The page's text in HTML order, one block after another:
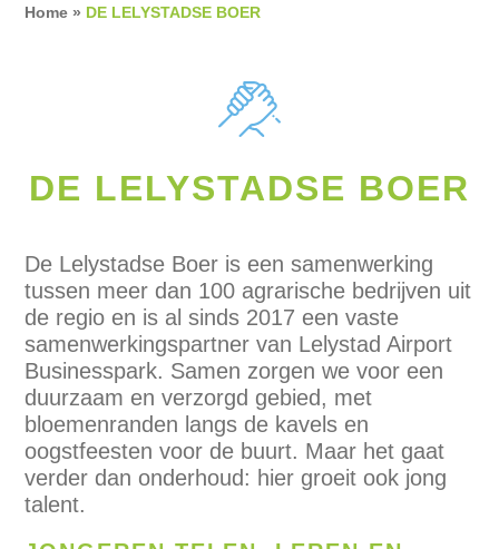
Home » DE LELYSTADSE BOER
DE LELYSTADSE BOER
De Lelystadse Boer is een samenwerking
tussen meer dan 100 agrarische bedrijven uit
de regio en is al sinds 2017 een vaste
samenwerkingspartner van Lelystad Airport
Businesspark. Samen zorgen we voor een
duurzaam en verzorgd gebied, met
bloemenranden langs de kavels en
oogstfeesten voor de buurt. Maar het gaat
verder dan onderhoud: hier groeit ook jong
talent.